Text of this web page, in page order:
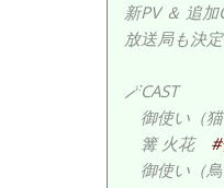
新PV ＆ 追加
放送局も決
🪄CAST
御使い（猫
篝 火花
御使い（鳥